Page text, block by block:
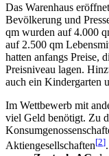
Das Warenhaus
Bevölkerung und
qm wurden auf 4.000
auf 2.500 qm
hatten anfangs Preise,
Preisniveau lagen.
auch ein Kindergarten
Im Wettbewerb mit
viel Geld benötigt. Zu
Aktiengesellschaften[2]